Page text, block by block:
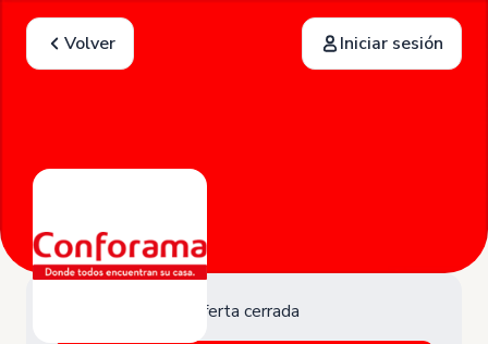
Volver Iniciar sesión
Oferta cerrada